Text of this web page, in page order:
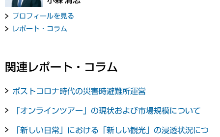
プロフィールを見る
レポート・コラム
関連レポート・コラム
ポストコロナ時代の災害時避難所運営
「オンラインツアー」の現状および市場規模について
「新しい日常」における「新しい観光」の浸透状況につ